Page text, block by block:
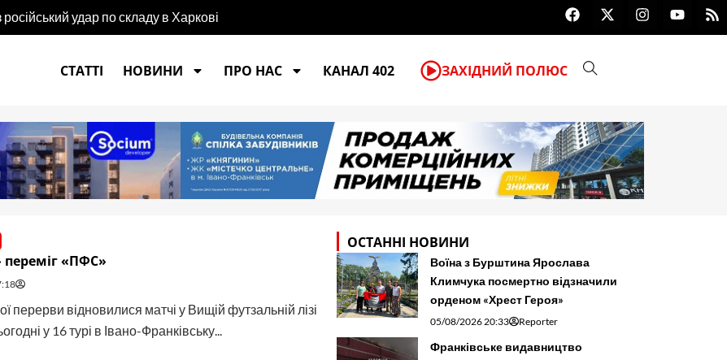
удар по складу в Харкові Для туристів створили
F
a
c
X
-
t
r
I
n
s
m
Y
o
u
R
s
s
СТАТТІ
НОВИНИ ПРО НАС КАНАЛ 402 ЗАХІДНИЙ ПОЛЮС
переміг «ПФС»
перерви відновилися матчі у Вищій футзальній лізі
у 16 турі в Івано-Франківську...
ОСТАННІ НОВИНИ
Воїна з Бурштина Ярослава
Климчука посмертно відзначили
орденом «Хрест Героя»
05/08/2026 20:33 Reporter
Франківське видавництво